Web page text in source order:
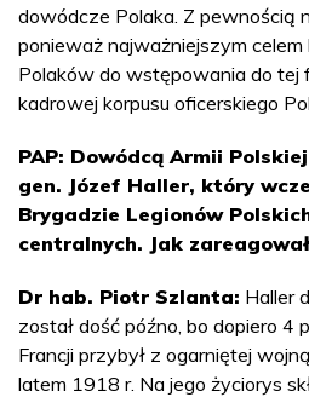
dowódcze Polaka. Z pewnością
ponieważ najważniejszym celem
Polaków do wstępowania do tej
kadrowej korpusu oficerskiego
PAP: Dowódcą Armii
gen. Józef Haller, który
Brygadzie Legionów
centralnych. Jak
Dr hab. Piotr Szlanta: Haller
został dość późno, bo dopiero 4
Francji przybył z ogarniętej
latem 1918 r. Na jego życiorys